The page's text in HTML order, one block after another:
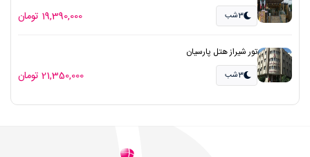
3شب 19,390,000 تومان
تور شیراز هتل پارسیان
3شب 21,350,000 تومان